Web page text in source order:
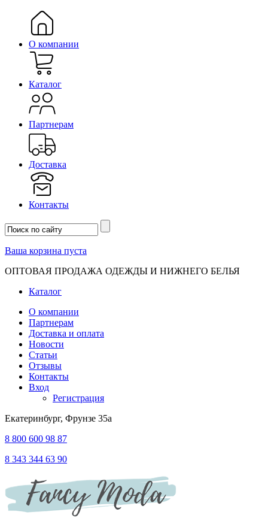
О компании
Каталог
Партнерам
Доставка
Контакты
Ваша корзина пуста
ОПТОВАЯ ПРОДАЖА ОДЕЖДЫ И НИЖНЕГО БЕЛЬЯ
Каталог
О компании
Партнерам
Доставка и оплата
Новости
Статьи
Отзывы
Контакты
Вход
Регистрация
Екатеринбург, Фрунзе 35а
8 800 600 98 87
8 343 344 63 90